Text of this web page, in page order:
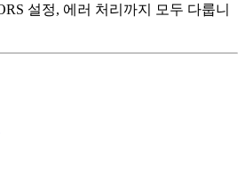
설정, 에러 처리까지 모두 다룹니